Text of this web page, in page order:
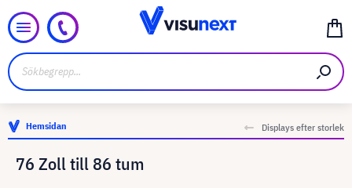
Hemsidan Displays efter storlek
76 Zoll till 86 tum